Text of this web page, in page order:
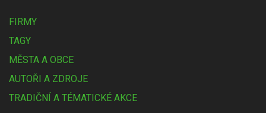
FIRMY
TAGY
MĚSTA A OBCE
AUTOŘI A ZDROJE
TRADIČNÍ A TÉMATICKÉ AKCE